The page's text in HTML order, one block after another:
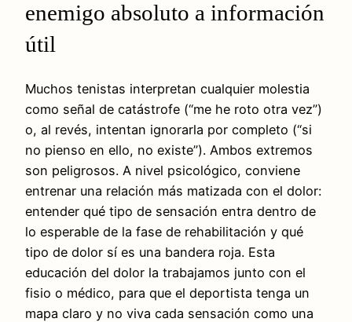
enemigo absoluto a información
útil
Muchos tenistas interpretan cualquier molestia
como señal de catástrofe (“me he roto otra vez”)
o, al revés, intentan ignorarla por completo (“si
no pienso en ello, no existe”). Ambos extremos
son peligrosos. A nivel psicológico, conviene
entrenar una relación más matizada con el dolor:
entender qué tipo de sensación entra dentro de
lo esperable de la fase de rehabilitación y qué
tipo de dolor sí es una bandera roja. Esta
educación del dolor la trabajamos junto con el
fisio o médico, para que el deportista tenga un
mapa claro y no viva cada sensación como una